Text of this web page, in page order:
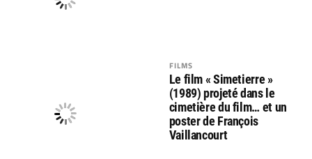
FILMS
Le film « Simetierre »
(1989) projeté dans le
cimetière du film… et un
poster de François
Vaillancourt